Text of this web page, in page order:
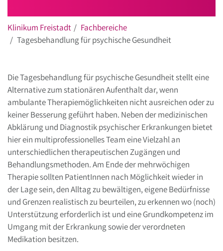
Klinikum Freistadt
Fachbereiche
Tagesbehandlung für psychische Gesundheit
Die Tagesbehandlung für psychische Gesundheit stellt eine
Alternative zum stationären Aufenthalt dar, wenn
ambulante Therapiemöglichkeiten nicht ausreichen oder zu
keiner Besserung geführt haben. Neben der medizinischen
Abklärung und Diagnostik psychischer Erkrankungen bietet
hier ein multiprofessionelles Team eine Vielzahl an
unterschiedlichen therapeutischen Zugängen und
Behandlungsmethoden. Am Ende der mehrwöchigen
Therapie sollten PatientInnen nach Möglichkeit wieder in
der Lage sein, den Alltag zu bewältigen, eigene Bedürfnisse
und Grenzen realistisch zu beurteilen, zu erkennen wo (noch)
Unterstützung erforderlich ist und eine Grundkompetenz im
Umgang mit der Erkrankung sowie der verordneten
Medikation besitzen.